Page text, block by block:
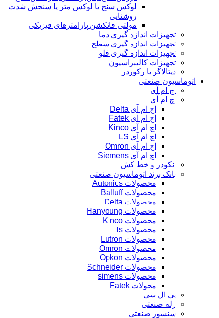
لوکس سنج یا لوکس متر یا سنجش شدت
روشنایی
مولتی فانکشن پارامترهای فیزیکی
تجهیزات اندازه گیری دما
تجهیزات اندازه گیری سطح
تجهیزات اندازه گیری فلو
تجهیزات کالیبراسیون
دیتالاگر یا رکوردر
اتوماسیون صنعتی
اچ ام آی
اچ ام آی
اچ ام آی Delta
اچ ام آی Fatek
اچ ام آی Kinco
اچ ام آی LS
اچ ام آی Omron
اچ ام آی Siemens
انکودر و خط کش
بانک برند اتوماسیون صنعتی
محصولات Autonics
محصولات Balluff
محصولات Delta
محصولات Hanyoung
محصولات Kinco
محصولات ls
محصولات Lutron
محصولات Omron
محصولات Opkon
محصولات Schneider
محصولات simens
محولات Fatek
پی ال سی
رله صنعتی
سنسور صنعتی